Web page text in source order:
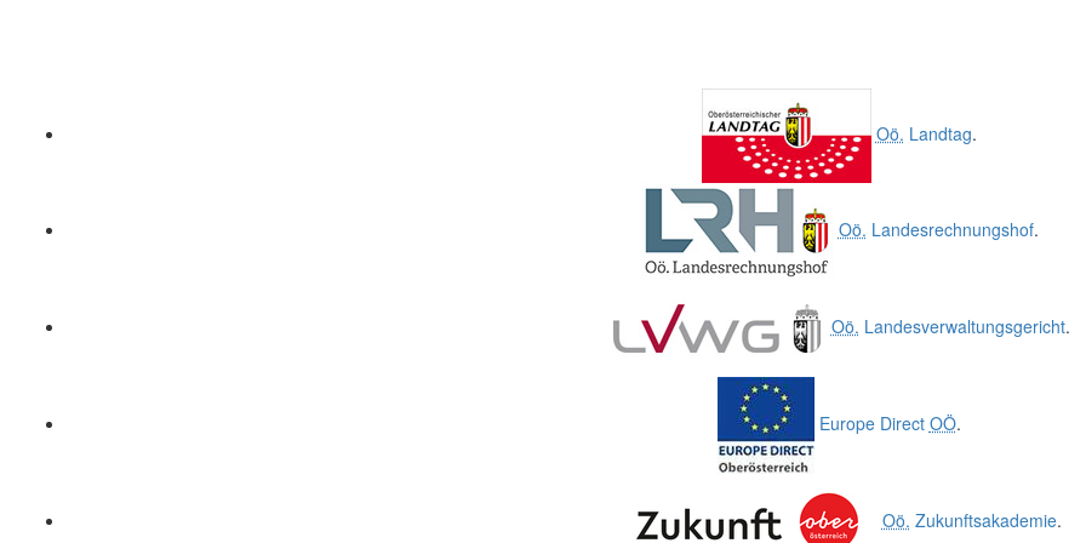
Oö. Landtag.
Oö. Landesrechnungshof.
Oö. Landesverwaltungsgericht.
Europe Direct OÖ.
Oö. Zukunftsakademie.